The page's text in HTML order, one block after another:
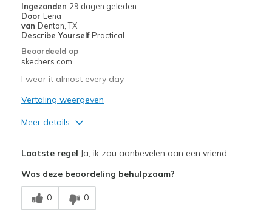
Walking
Width
Sizing
View On Shoes
Shoes are for Wearing
Ingezonden 29 dagen geleden
Door Lena
van Denton, TX
Describe Yourself Practical
Beoordeeld op
skechers.com
I wear it almost every day
Vertaling weergeven
Meer details
Beste toepassingen
Casual Wear
Laatste regel Ja, ik zou aanbevelen aan een vriend
Was deze beoordeling behulpzaam?
0 0